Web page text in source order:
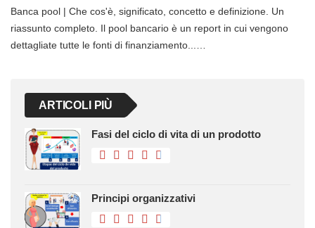
Banca pool | Che cos'è, significato, concetto e definizione. Un
riassunto completo. Il pool bancario è un report in cui vengono
dettagliate tutte le fonti di finanziamento...…
ARTICOLI PIÙ
Fasi del ciclo di vita di un prodotto
Principi organizzativi